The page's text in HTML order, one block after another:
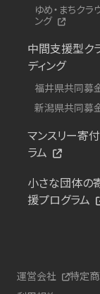
ゆめ・まちクラ
ング
中間支援型ク
ディング
福井県共同募
新潟県共同募
マンスリー寄
ラム
小さな団体の
援プログラム
運営会社 特定